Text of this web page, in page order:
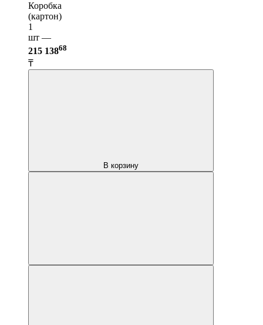
Коробка
(картон)
1
шт —
215 13868
₸
В корзину